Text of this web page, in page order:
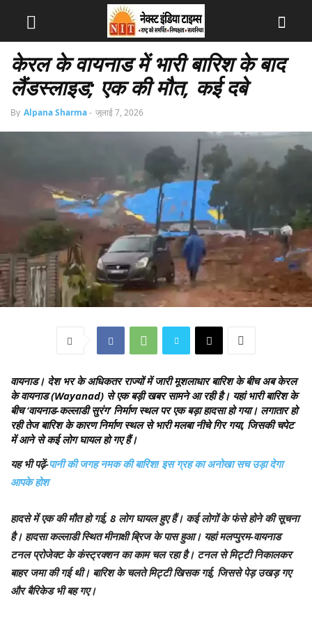
केरल के वायनाड में भारी बारिश के बाद
लैंडस्लाइड; एक की मौत, कई दबे
By Alpana Sharma- जुलाई 7, 2026
वायनाड। देश भर के अधिकतर राज्यों में जारी मूशलाधार बारिश के बीच अब केरल
के वायनाड (Wayanad) से एक बड़ी खबर सामने आ रही है। यहां भारी बारिश के
बीच ‘वायनाड-कल्लाडी सुरंग’ निर्माण स्थल पर एक बड़ा हादसा हो गया। लगातार हो
रही तेज बारिश के कारण निर्माण स्थल से भारी मलबा नीचे गिर गया, जिसकी चपेट
में आने से कई लोग घायल हो गए हैं।
यह भी पढ़ें-पानी की जगह नमक की बारिश! इस ग्रह का अनोखा सच उड़ा देगा
आपके होश
हादसे में एक की मौत हो गई, 8 लोग घायल हुए हैं। कई लोगों के फंसे होने की सूचना
है। हादसा कल्लाडी स्थित मीनाक्षी ब्रिज के पास हुआ। यहां मलप्पुरम-वायनाड
टनल प्रोजेक्ट के कंस्ट्रक्शन का काम चल रहा है। टनल से मिट्टी निकालकर
बाहर जमा की गई थी। बारिश के चलते मिट्टी खिसक गई, जिससे पेड़ उखड़ गए
और बैरिकेड भी बह गए।